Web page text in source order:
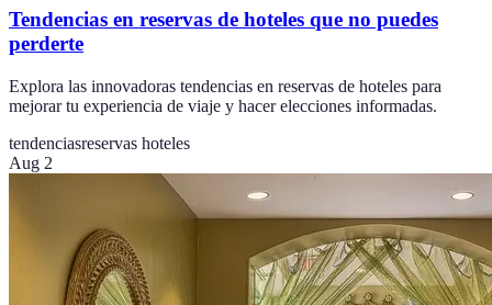
Tendencias en reservas de hoteles que no puedes
perderte
Explora las innovadoras tendencias en reservas de hoteles para
mejorar tu experiencia de viaje y hacer elecciones informadas.
tendenciasreservas hoteles
Aug 2